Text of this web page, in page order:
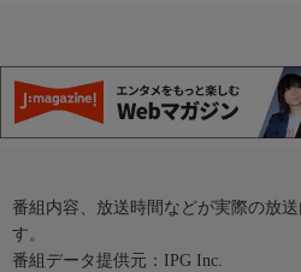
番組内容、放送時間などが実際の放
す。
番組データ提供元：IPG Inc.